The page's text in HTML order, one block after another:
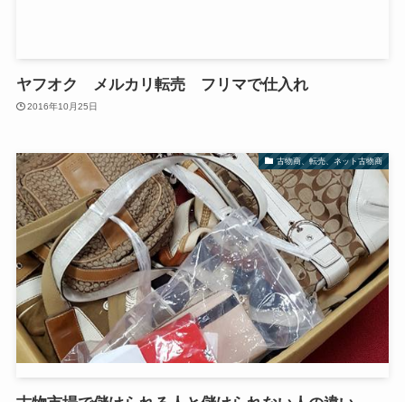
ヤフオク メルカリ転売 フリマで仕入れ
2016年10月25日
古物商、転売、ネット古物商